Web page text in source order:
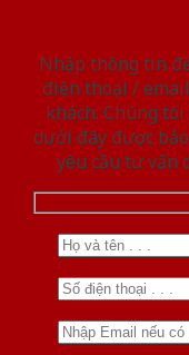
Nhập thông tin
điện thoại /
khách. Chúng
dưới đây được bảo
yêu cầu tư vấn